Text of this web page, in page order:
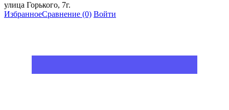
улица Горького, 7г.
ИзбранноеСравнение (0) Войти